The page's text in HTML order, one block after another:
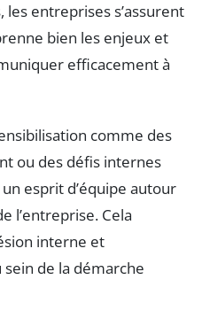
entreprises s’assurent
bien les enjeux et
efficacement à
comme des
ou des défis internes
esprit d’équipe autour
l’entreprise. Cela
interne et
sein de la démarche